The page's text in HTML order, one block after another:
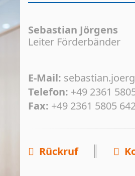
Sebastian Jörgens
Leiter Förderbänder
E-Mail:
Telefon: +49 2361
Fax: +49 2361 5805
Rückruf